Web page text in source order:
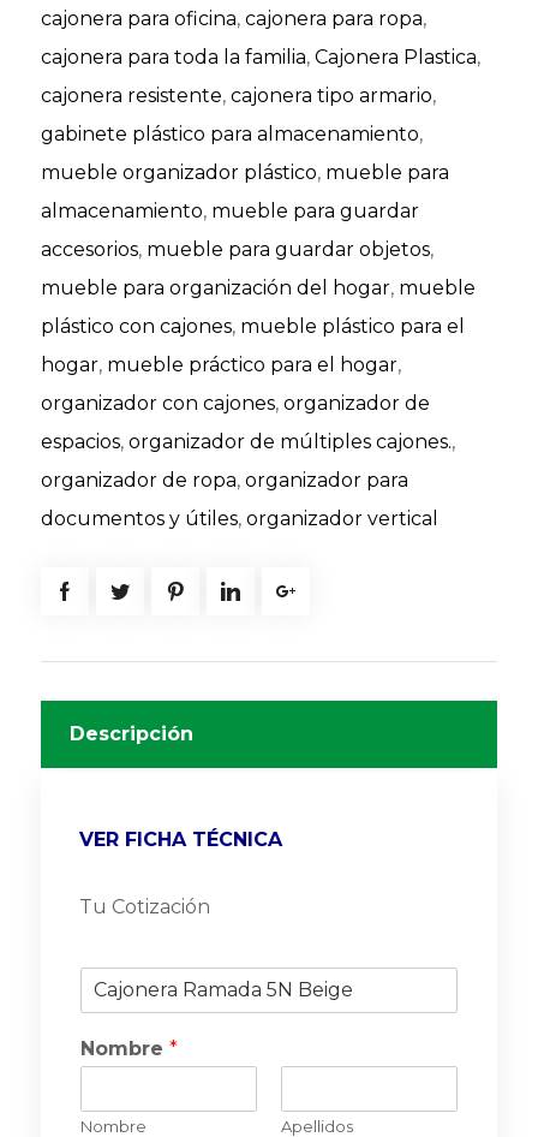
cajonera para oficina, cajonera para ropa,
cajonera para toda la familia, Cajonera Plastica,
cajonera resistente, cajonera tipo armario,
gabinete plástico para almacenamiento,
mueble organizador plástico, mueble para
almacenamiento, mueble para guardar
accesorios, mueble para guardar objetos,
mueble para organización del hogar, mueble
plástico con cajones, mueble plástico para el
hogar, mueble práctico para el hogar,
organizador con cajones, organizador de
espacios, organizador de múltiples cajones.,
organizador de ropa, organizador para
documentos y útiles, organizador vertical
Descripción
VER FICHA TÉCNICA
Tu Cotización
d
u
t
Nombre *
Nombre Apellidos